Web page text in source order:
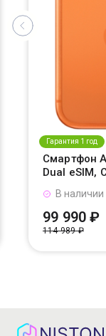
Гарантия 1 год
Смартфон
Dual eSIM,
В наличии
99 990 ₽
114 989 ₽